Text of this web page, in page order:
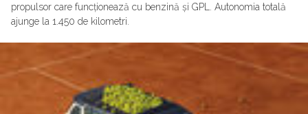
propulsor care funcționează cu benzină și GPL. Autonomia totală
ajunge la 1.450 de kilometri.